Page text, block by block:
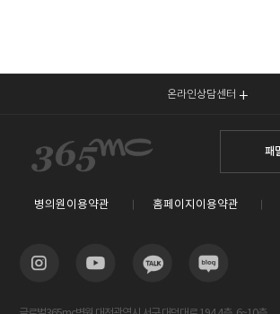
온라인상담센터
패
병의원이용약관 홈페이지이용약관